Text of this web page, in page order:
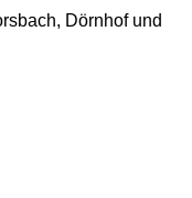
Dörnhof und